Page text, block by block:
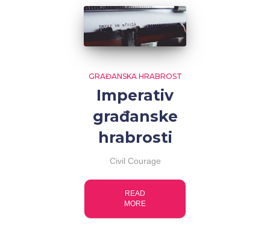
GRAĐANSKA HRABROST
Imperativ
građanske
hrabrosti
Civil Courage
READ
MORE